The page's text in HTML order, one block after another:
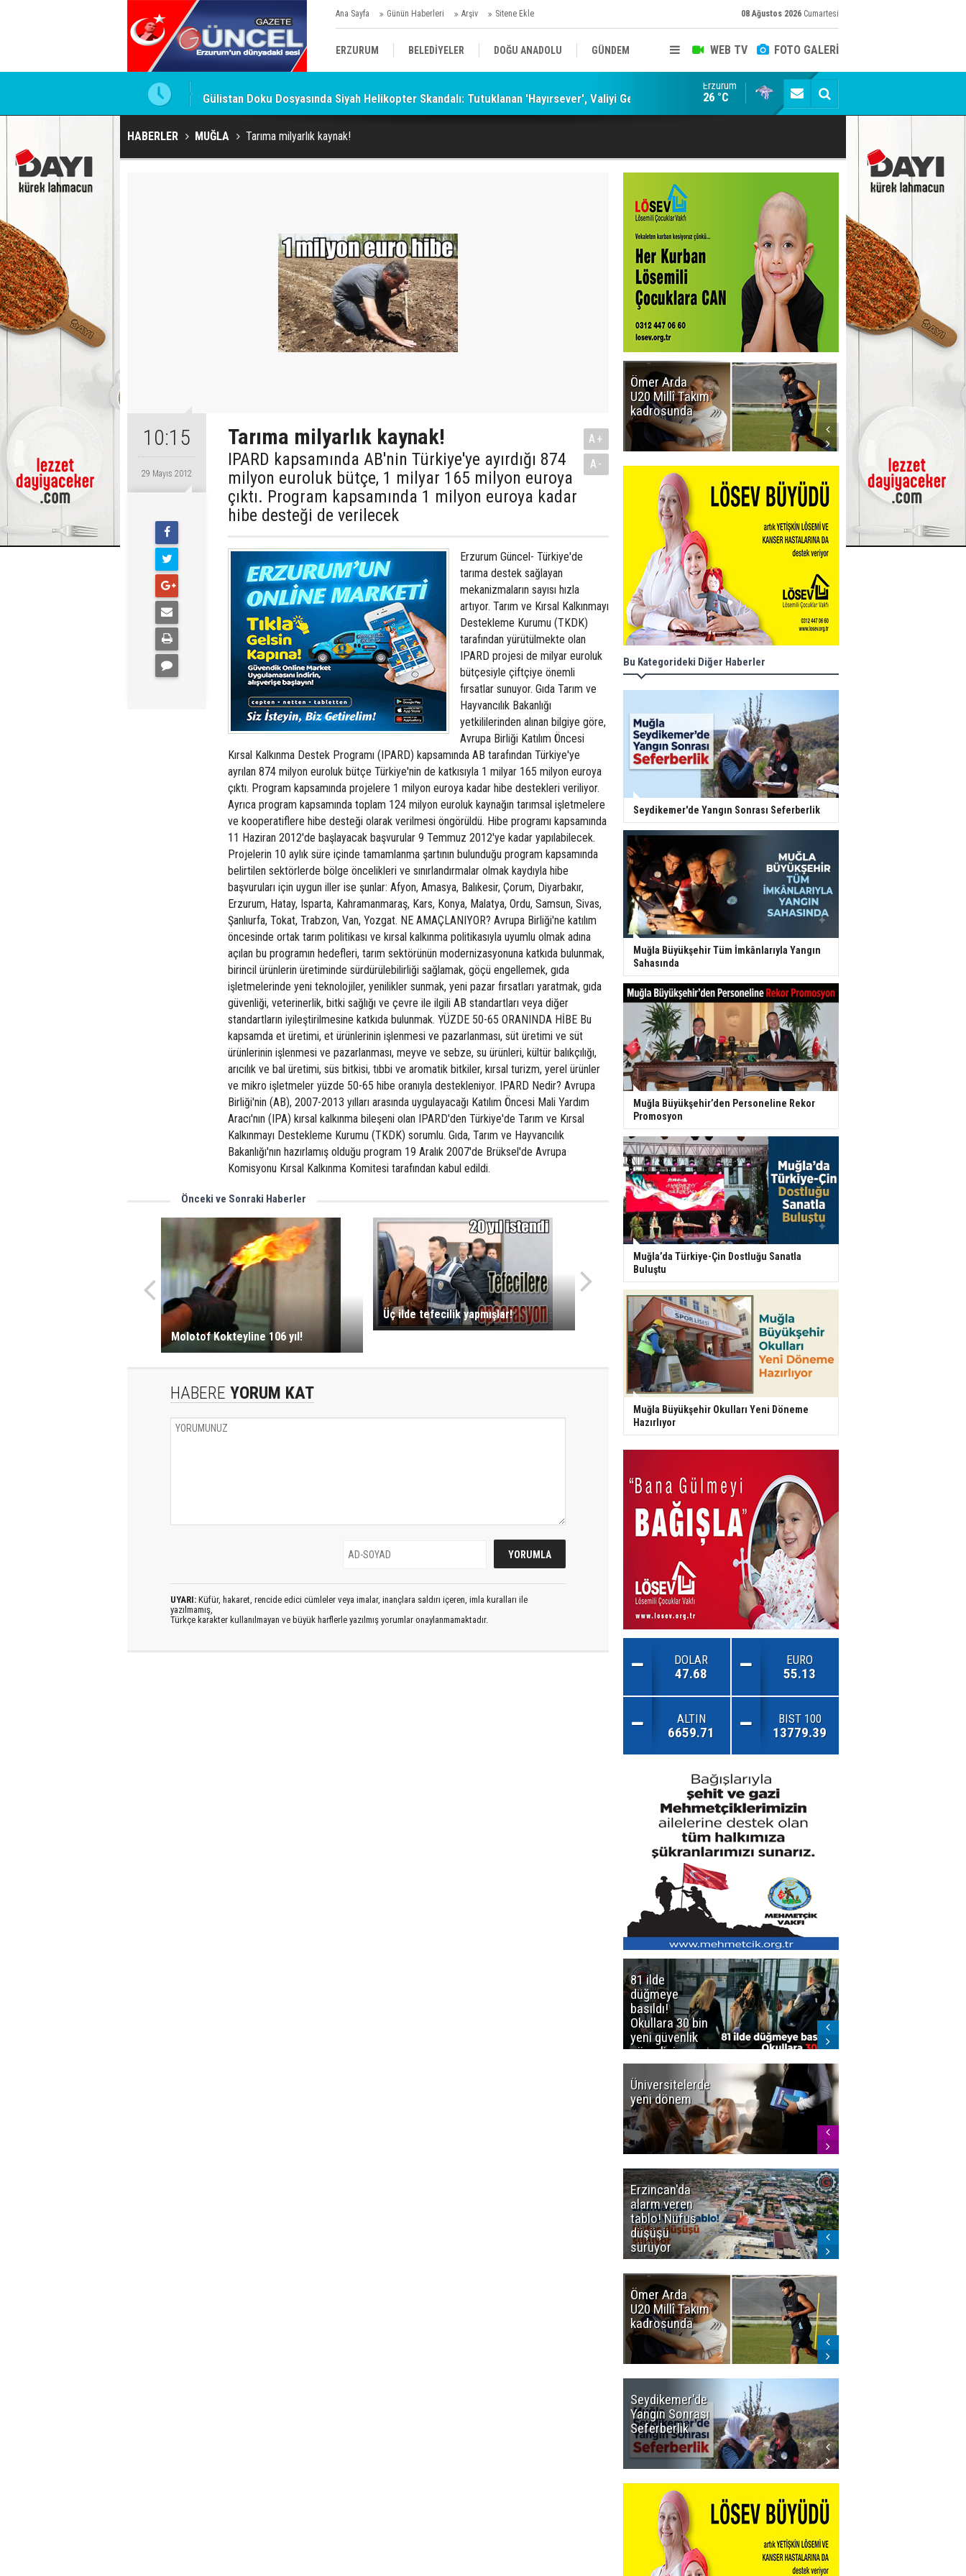
Ana Sayfa Günün Haberleri Arşiv Sitene Ekle 08 Ağustos 2026 Cumartesi
WEB TV FOTO GALERİ
ERZURUM BELEDİYELER DOĞU ANADOLU GÜNDEM
SİYASET AFAD/ SAVAŞ
Gülistan Doku Dosyasında Siyah Helikopter Skandalı: Tutuklanan 'Hayırsever', Valiyi Geçemedi! Ömer Arda U20 Millî Takım kadrosunda
Erzurum
26 °C
HABERLER MUĞLA Tarıma milyarlık kaynak!
10:15
29 Mayıs 2012
Tarıma milyarlık kaynak!
IPARD kapsamında AB'nin Türkiye'ye ayırdığı 874
milyon euroluk bütçe, 1 milyar 165 milyon euroya
çıktı. Program kapsamında 1 milyon euroya kadar
hibe desteği de verilecek
A+
A-
Erzurum Güncel- Türkiye'de
tarıma destek sağlayan
mekanizmaların sayısı hızla
artıyor. Tarım ve Kırsal Kalkınmayı
Destekleme Kurumu (TKDK)
tarafından yürütülmekte olan
IPARD projesi de milyar euroluk
bütçesiyle çiftçiye önemli
fırsatlar sunuyor. Gıda Tarım ve
Hayvancılık Bakanlığı
yetkililerinden alınan bilgiye göre,
Avrupa Birliği Katılım Öncesi
Kırsal Kalkınma Destek Programı (IPARD) kapsamında AB tarafından Türkiye'ye
ayrılan 874 milyon euroluk bütçe Türkiye'nin de katkısıyla 1 milyar 165 milyon euroya
çıktı. Program kapsamında projelere 1 milyon euroya kadar hibe destekleri veriliyor.
Ayrıca program kapsamında toplam 124 milyon euroluk kaynağın tarımsal işletmelere
ve kooperatiflere hibe desteği olarak verilmesi öngörüldü. Hibe programı kapsamında
11 Haziran 2012'de başlayacak başvurular 9 Temmuz 2012'ye kadar yapılabilecek.
Projelerin 10 aylık süre içinde tamamlanma şartının bulunduğu program kapsamında
belirtilen sektörlerde bölge öncelikleri ve sınırlandırmalar olmak kaydıyla hibe
başvuruları için uygun iller ise şunlar: Afyon, Amasya, Balıkesir, Çorum, Diyarbakır,
Erzurum, Hatay, Isparta, Kahramanmaraş, Kars, Konya, Malatya, Ordu, Samsun, Sivas,
Şanlıurfa, Tokat, Trabzon, Van, Yozgat. NE AMAÇLANIYOR? Avrupa Birliği'ne katılım
öncesinde ortak tarım politikası ve kırsal kalkınma politikasıyla uyumlu olmak adına
açılan bu programın hedefleri, tarım sektörünün modernizasyonuna katkıda bulunmak,
birincil ürünlerin üretiminde sürdürülebilirliği sağlamak, göçü engellemek, gıda
işletmelerinde yeni teknolojiler, yenilikler sunmak, yeni pazar fırsatları yaratmak, gıda
güvenliği, veterinerlik, bitki sağlığı ve çevre ile ilgili AB standartları veya diğer
standartların iyileştirilmesine katkıda bulunmak. YÜZDE 50-65 ORANINDA HİBE Bu
kapsamda et üretimi, et ürünlerinin işlenmesi ve pazarlanması, süt üretimi ve süt
ürünlerinin işlenmesi ve pazarlanması, meyve ve sebze, su ürünleri, kültür balıkçılığı,
arıcılık ve bal üretimi, süs bitkisi, tıbbi ve aromatik bitkiler, kırsal turizm, yerel ürünler
ve mikro işletmeler yüzde 50-65 hibe oranıyla destekleniyor. IPARD Nedir? Avrupa
Birliği'nin (AB), 2007-2013 yılları arasında uygulayacağı Katılım Öncesi Mali Yardım
Aracı'nın (IPA) kırsal kalkınma bileşeni olan IPARD'den Türkiye'de Tarım ve Kırsal
Kalkınmayı Destekleme Kurumu (TKDK) sorumlu. Gıda, Tarım ve Hayvancılık
Bakanlığı'nın hazırlamış olduğu program 19 Aralık 2007'de Brüksel'de Avrupa
Komisyonu Kırsal Kalkınma Komitesi tarafından kabul edildi.
Önceki ve Sonraki Haberler
Molotof Kokteyline 106 yıl!
Üç ilde tefecilik yapmışlar!
HABERE YORUM KAT
UYARI: Küfür, hakaret, rencide edici cümleler veya imalar, inançlara saldırı içeren, imla kuralları ile
yazılmamış,
Türkçe karakter kullanılmayan ve büyük harflerle yazılmış yorumlar onaylanmamaktadır.
Ömer Arda
U20 Millî Takım
kadrosunda
lütfen!
Bu Kategorideki Diğer Haberler
Seydikemer'de Yangın Sonrası Seferberlik
Muğla Büyükşehir Tüm İmkânlarıyla Yangın
Sahasında
Muğla Büyükşehir’den Personeline Rekor
Promosyon
Muğla’da Türkiye-Çin Dostluğu Sanatla
Buluştu
Muğla Büyükşehir Okulları Yeni Döneme
Hazırlıyor
DOLAR
47.68
EURO
55.13
ALTIN
6659.71
BIST 100
13779.39
81 ilde
düğmeye
basıldı!
Okullara 30 bin
yeni güvenlik
görevlisi
Üniversitelerde
yeni dönem
Erzincan'da
alarm veren
tablo! Nüfus
düşüşü
sürüyor
Ömer Arda
U20 Millî Takım
kadrosunda
Seydikemer'de
Yangın Sonrası
Seferberlik